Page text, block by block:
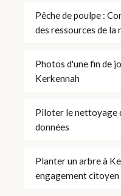
Pêche de poulpe :
des ressources de la
Photos d'une fin de
Kerkennah
Piloter le nettoyage
données
Planter un arbre à
engagement citoyen